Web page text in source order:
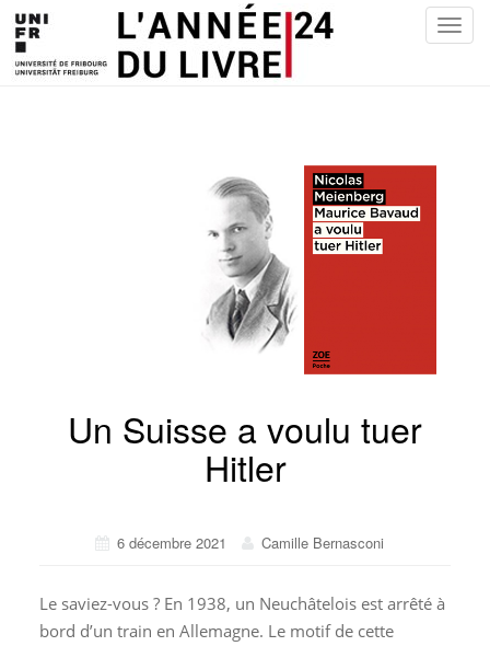
T
Un Suisse a voulu tuer
Hitler
6 décembre 2021 Camille Bernasconi
Le saviez-vous ? En 1938, un Neuchâtelois est arrêté à
bord d’un train en Allemagne. Le motif de cette